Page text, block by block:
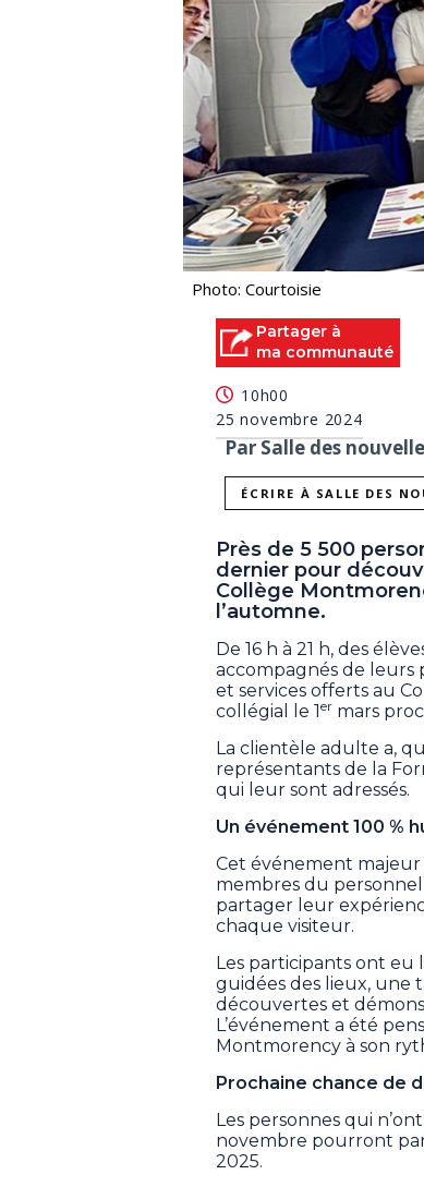
Photo: Courtoisie
Partager à
ma communauté
10h00
25 novembre 2024
Par Salle des
ÉCRIRE À SALLE DES
Près de 5 500
dernier pour
Collège
l’automne.
De 16 h à 21 h, des
accompagnés de
et services offerts au
collégial le 1er mars
La clientèle adulte a,
représentants de la
qui leur sont adressés.
Un événement 100 %
Cet événement
membres du
partager leur
chaque visiteur.
Les participants ont eu
guidées des lieux, une
découvertes et
L’événement a été
Montmorency à son
Prochaine chance de
Les personnes qui
novembre pourront
2025.